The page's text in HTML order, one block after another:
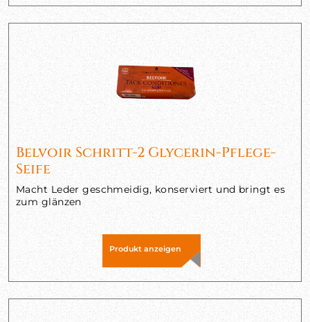
Belvoir Schritt-2 Glycerin-Pflege-
Seife
Macht Leder geschmeidig, konserviert und bringt es
zum glänzen
Produkt anzeigen